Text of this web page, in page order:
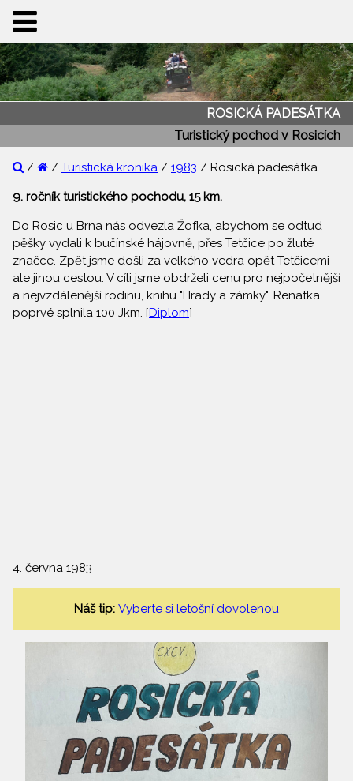
ROSICKÁ PADESÁTKA
Turistický pochod v Rosicích
/ / Turistická kronika / 1983 / Rosická padesátka
9. ročník turistického pochodu, 15 km.
Do Rosic u Brna nás odvezla Žofka, abychom se odtud
pěšky vydali k bučínské hájovně, přes Tetčice po žluté
značce. Zpět jsme došli za velkého vedra opět Tetčicemi
ale jinou cestou. V cíli jsme obdrželi cenu pro nejpočetnější
a nejvzdálenější rodinu, knihu "Hrady a zámky". Renatka
poprvé splnila 100 Jkm. [Diplom]
4. června 1983
Náš tip: Vyberte si letošní dovolenou